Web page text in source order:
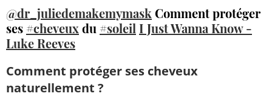
@dr_juliedemakemymask Comment protéger
ses #cheveux du #soleil I Just Wanna Know -
Luke Reeves
Comment protéger ses cheveux
naturellement ?